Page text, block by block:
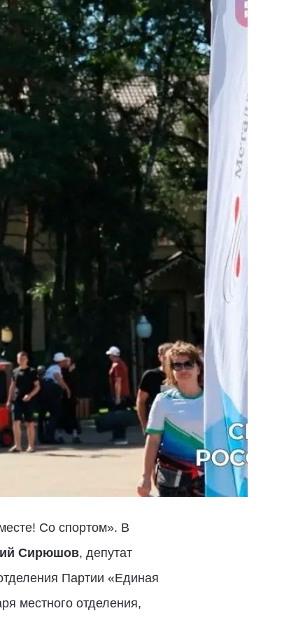
Со спортом». В
Сирюшов, депутат
Партии «Единая
местного отделения,